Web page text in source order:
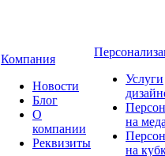
Компания
Новости
Блог
О
компании
Реквизиты
Услуги
на
на